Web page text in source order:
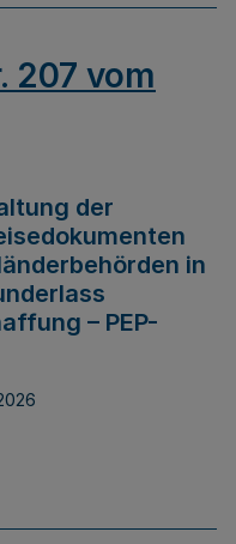
207 vom
der
in
– PEP-